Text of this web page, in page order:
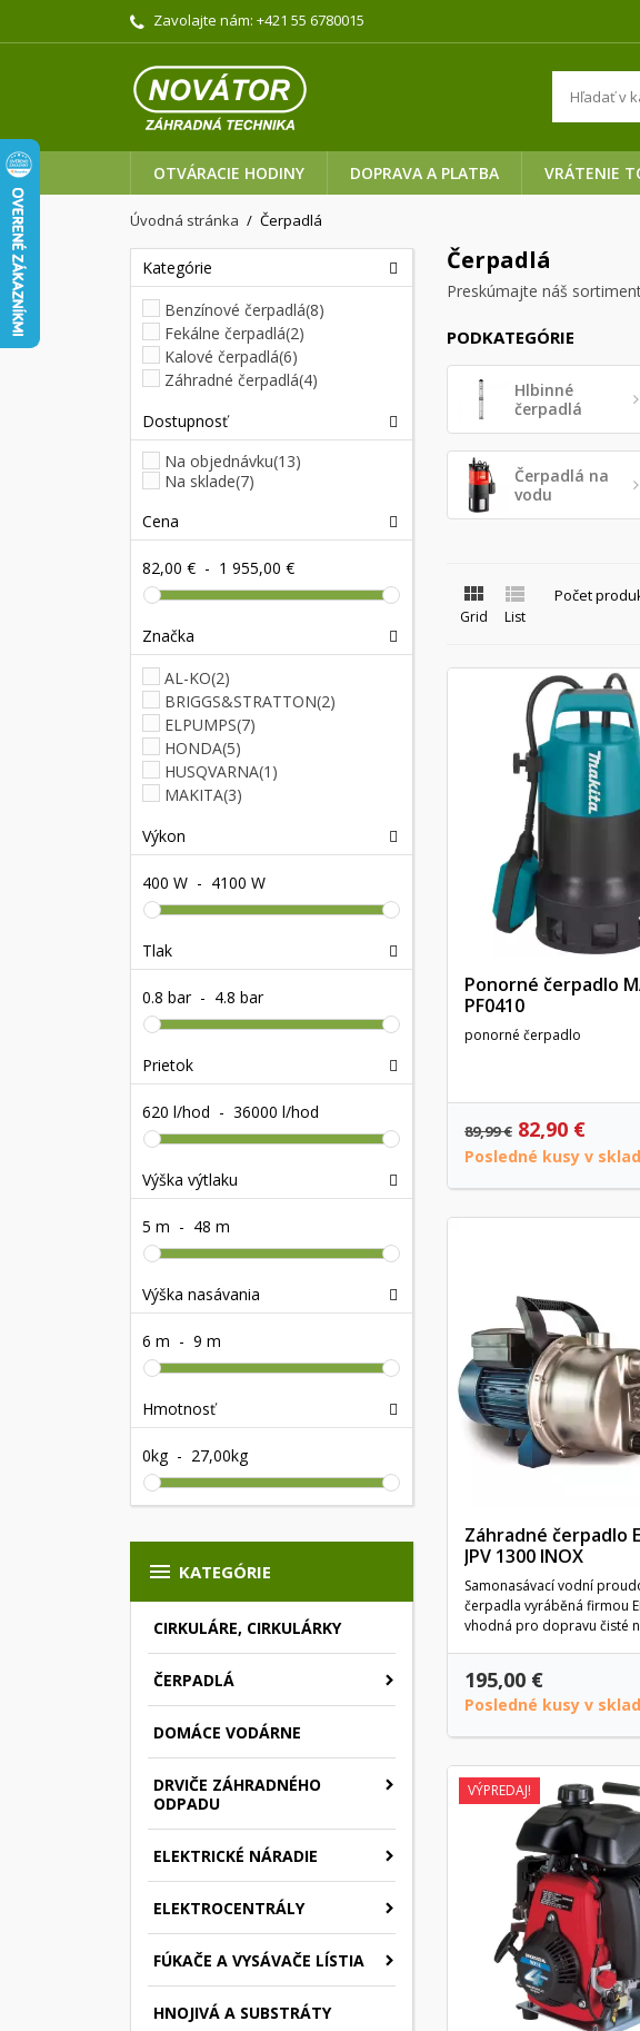
Zavolajte nám: +421 55 6780015
OTVÁRACIE HODINY DOPRAVA A PLATBA VRÁTENIE
Úvodná stránka Čerpadlá
Kategórie
Benzínové čerpadlá(8)
Fekálne čerpadlá(2)
Kalové čerpadlá(6)
Záhradné čerpadlá(4)
Dostupnosť
Na objednávku(13)
Na sklade(7)
Cena
82,00 € - 1 955,00 €
Značka
AL-KO(2)
BRIGGS&STRATTON(2)
ELPUMPS(7)
HONDA(5)
HUSQVARNA(1)
MAKITA(3)
Výkon
400 W - 4100 W
Tlak
0.8 bar - 4.8 bar
Prietok
620 l/hod - 36000 l/hod
Výška výtlaku
5 m - 48 m
Výška nasávania
6 m - 9 m
Hmotnosť
0kg - 27,00kg
 KATEGÓRIE
CIRKULÁRE, CIRKULÁRKY
ČERPADLÁ
DOMÁCE VODÁRNE
DRVIČE ZÁHRADNÉHO
ODPADU
ELEKTRICKÉ NÁRADIE
ELEKTROCENTRÁLY
FÚKAČE A VYSÁVAČE LÍSTIA
HNOJIVÁ A SUBSTRÁTY
Čerpadlá
Preskúmajte náš
PODKATEGÓRIE
Hlbinné
čerpadlá
Čerpadlá na
vodu

Grid

List
Počet
Ponorné čerpadlo
PF0410
ponorné čerpadlo
89,99 € 82,90 €
Posledné kusy v
Záhradné čerpadlo
JPV 1300 INOX
Samonasávací vodní
čerpadla vyráběná firmou
vhodná pro dopravu čisté
195,00 €
Posledné kusy v
VÝPREDAJ!